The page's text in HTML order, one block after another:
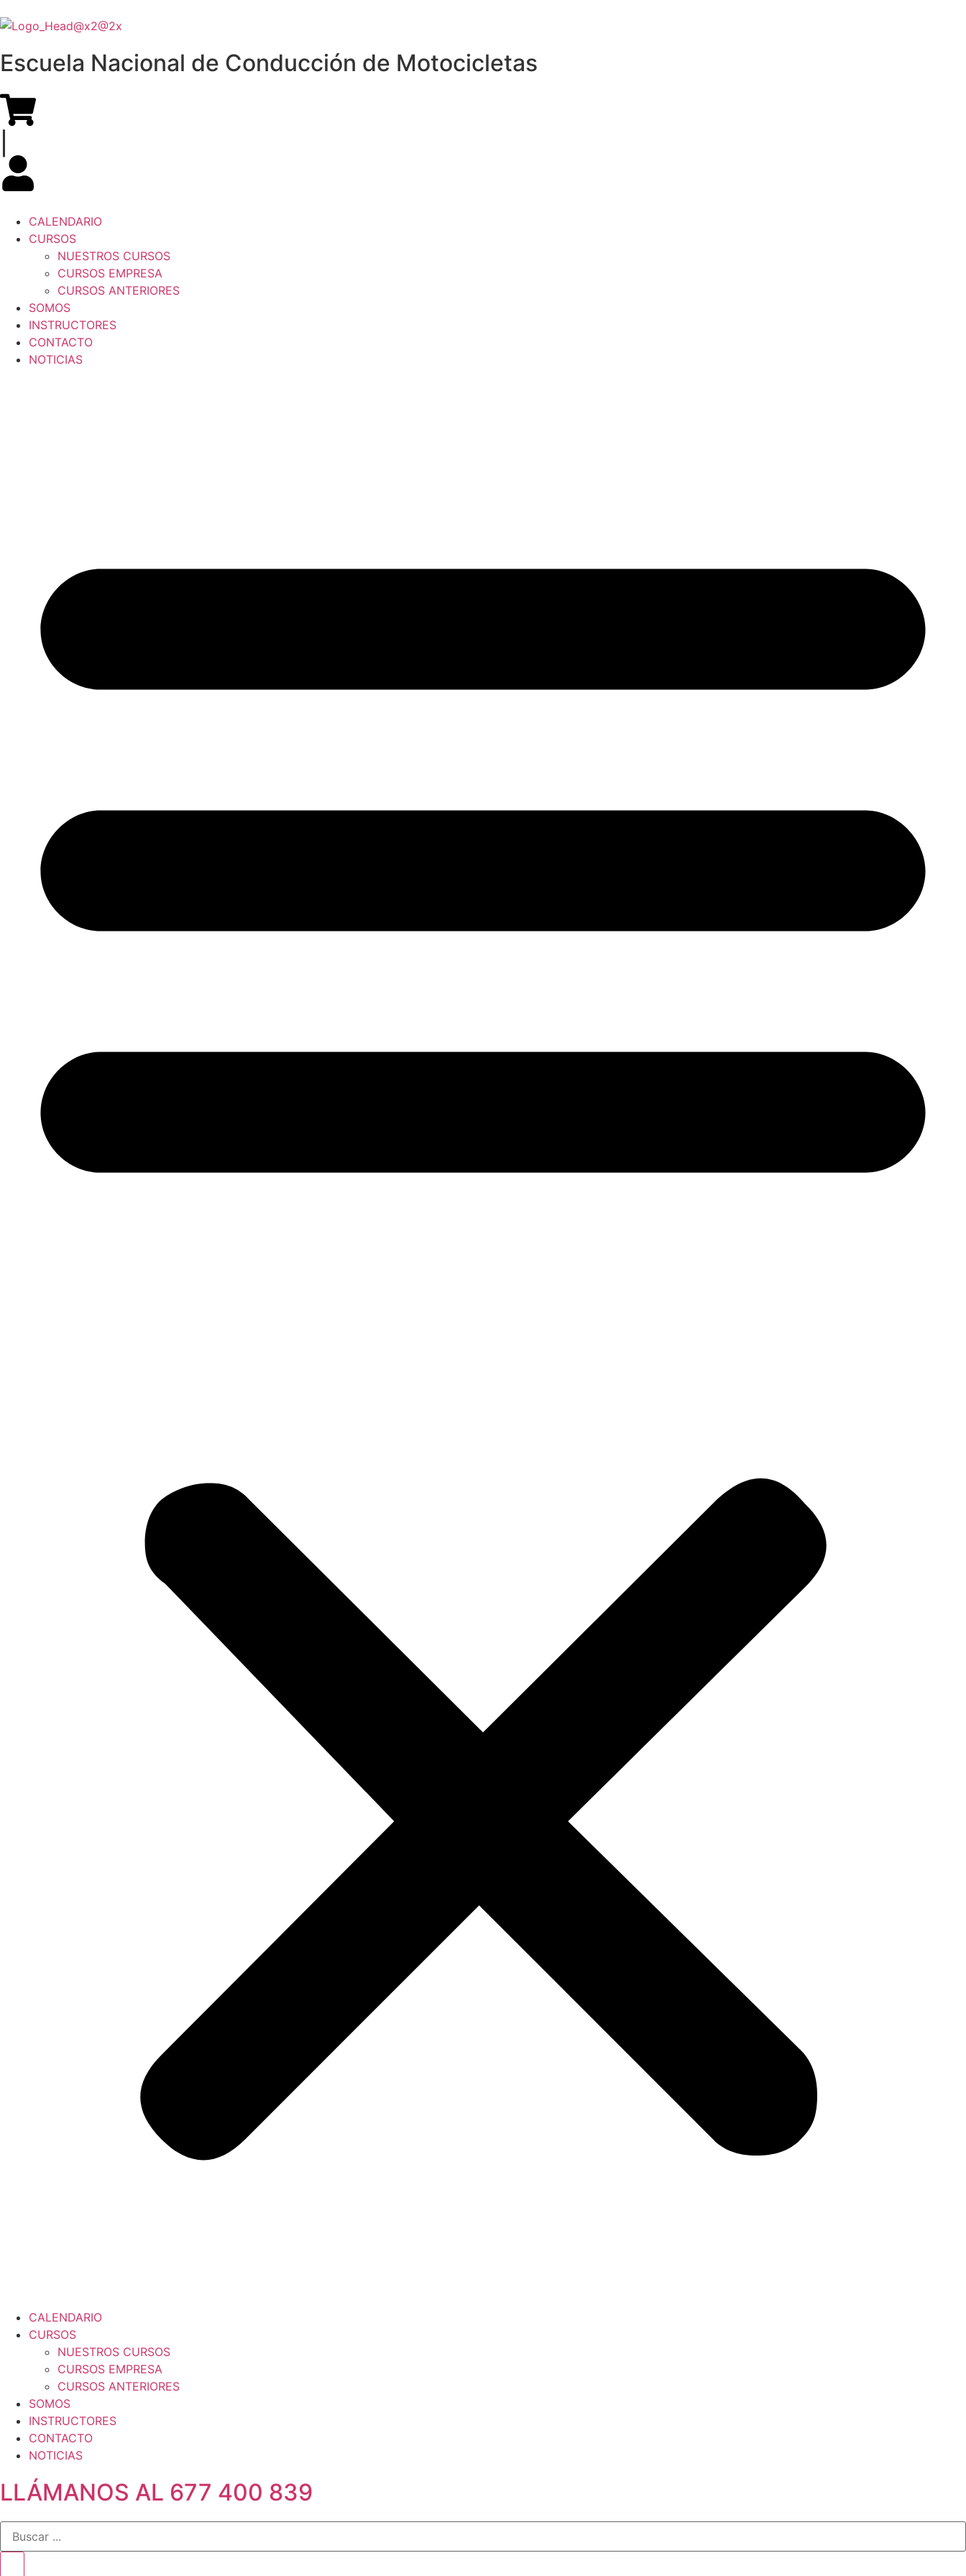
Escuela Nacional de Conducción de Motocicletas
CALENDARIO
CURSOS
NUESTROS CURSOS
CURSOS EMPRESA
CURSOS ANTERIORES
SOMOS
INSTRUCTORES
CONTACTO
NOTICIAS
CALENDARIO
CURSOS
NUESTROS CURSOS
CURSOS EMPRESA
CURSOS ANTERIORES
SOMOS
INSTRUCTORES
CONTACTO
NOTICIAS
LLÁMANOS AL 677 400 839